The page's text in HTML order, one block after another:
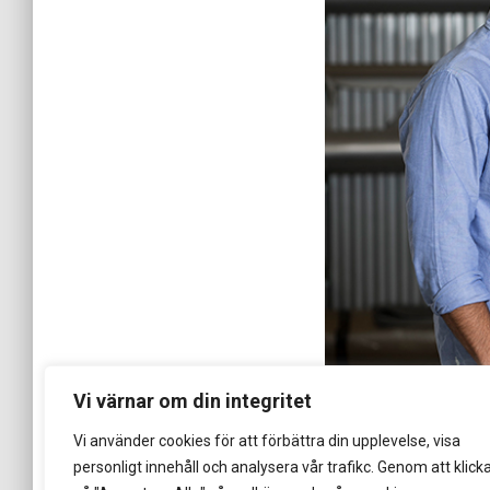
Vi värnar om din integritet
Vi använder cookies för att förbättra din upplevelse, visa
personligt innehåll och analysera vår trafikc. Genom att